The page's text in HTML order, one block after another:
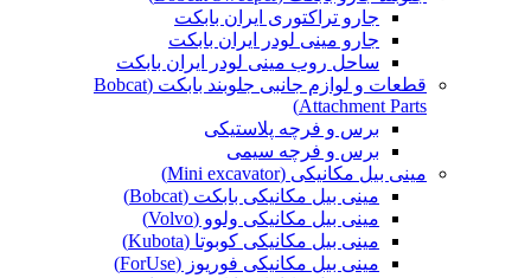
جارو تراکتوری ایران بابکت
جارو مینی لودر ایران بابکت
ساحل روب مینی لودر ایران بابکت
قطعات و لوازم جانبی جلوبند بابکت (Bobcat
Attachment Parts)
برس و فرچه پلاستیکی
برس و فرچه سیمی
مینی بیل مکانیکی (Mini excavator)
مینی بیل مکانیکی بابکت (Bobcat)
مینی بیل مکانیکی ولوو (Volvo)
مینی بیل مکانیکی کوبوتا (Kubota)
مینی بیل مکانیکی فوریوز (ForUse)